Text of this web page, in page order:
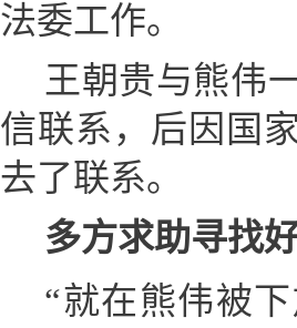
法委工作。
王朝贵与熊伟
信联系，后因国
去了联系。
多方求助寻找
“就在熊伟被